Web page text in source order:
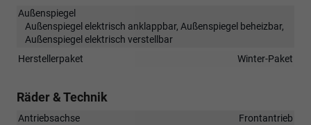
Außenspiegel
Außenspiegel elektrisch anklappbar, Außenspiegel beheizbar,
Außenspiegel elektrisch verstellbar
Herstellerpaket
Winter-Paket
Räder & Technik
Antriebsachse Frontantrieb